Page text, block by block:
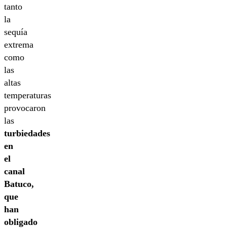
tanto
la
sequía
extrema
como
las
altas
temperaturas
provocaron
las
turbiedades
en
el
canal
Batuco,
que
han
obligado